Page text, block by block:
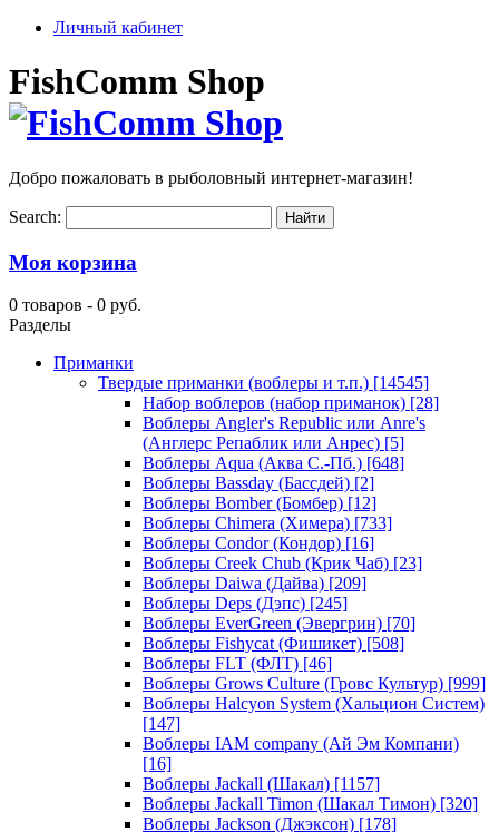
Личный кабинет
FishComm Shop
Добро пожаловать в рыболовный интернет-магазин!
Search:
Моя корзина
0 товаров - 0 руб.
Разделы
Приманки
Твердые приманки (воблеры и т.п.) [14545]
Набор воблеров (набор приманок) [28]
Воблеры Angler's Republic или Anre's
(Англерс Репаблик или Анрес) [5]
Воблеры Aqua (Аква С.-Пб.) [648]
Воблеры Bassday (Бассдей) [2]
Воблеры Bomber (Бомбер) [12]
Воблеры Chimera (Химера) [733]
Воблеры Condor (Кондор) [16]
Воблеры Creek Chub (Крик Чаб) [23]
Воблеры Daiwa (Дайва) [209]
Воблеры Deps (Дэпс) [245]
Воблеры EverGreen (Эвергрин) [70]
Воблеры Fishycat (Фишикет) [508]
Воблеры FLT (ФЛТ) [46]
Воблеры Grows Culture (Гровс Культур) [999]
Воблеры Halcyon System (Хальцион Систем)
[147]
Воблеры IAM company (Ай Эм Компани)
[16]
Воблеры Jackall (Шакал) [1157]
Воблеры Jackall Timon (Шакал Тимон) [320]
Воблеры Jackson (Джэксон) [178]